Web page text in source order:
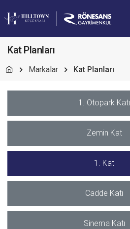
Kat Planları
Markalar Kat Planları
1. Otopark Katı
Zemin Kat
1. Kat
Cadde Katı
Sinema Katı